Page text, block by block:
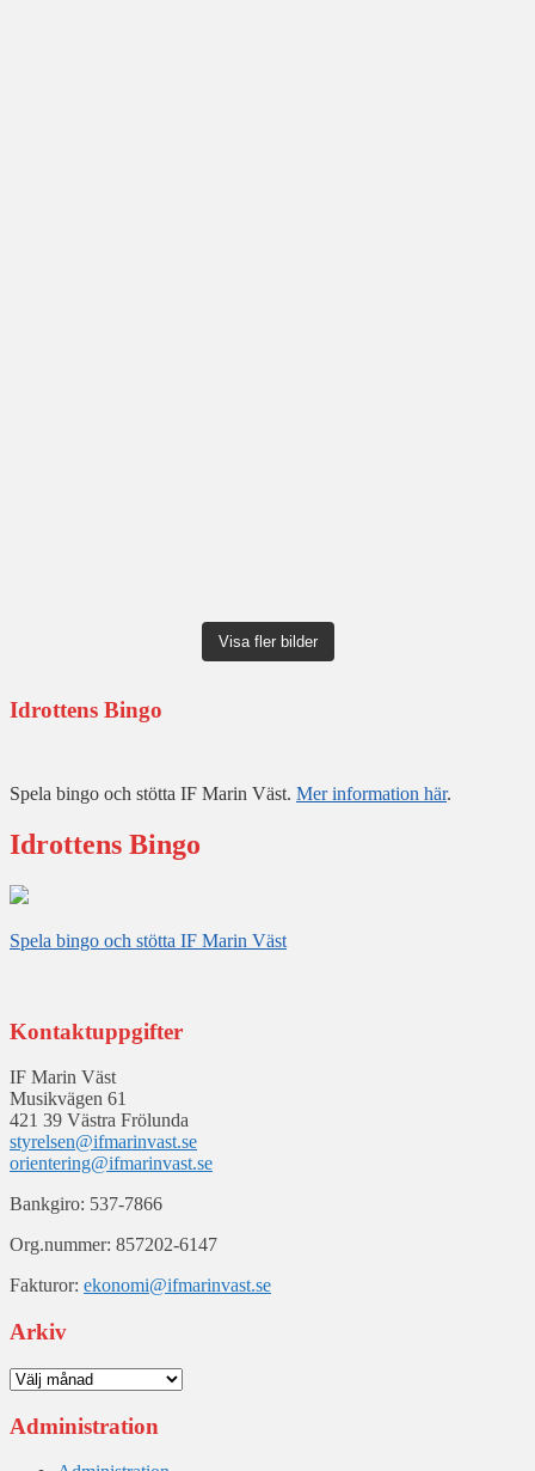
Visa fler bilder
Idrottens Bingo
Spela bingo och stötta IF Marin Väst. Mer information här.
Idrottens Bingo
Spela bingo och stötta IF Marin Väst
Kontaktuppgifter
IF Marin Väst
Musikvägen 61
421 39 Västra Frölunda
styrelsen@ifmarinvast.se
orientering@ifmarinvast.se
Bankgiro: 537-7866
Org.nummer: 857202-6147
Fakturor: ekonomi@ifmarinvast.se
Arkiv
Arkiv
Administration